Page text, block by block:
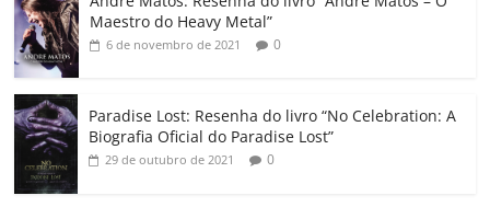
Maestro do Heavy Metal”
6 de novembro de 2021 0
Paradise Lost: Resenha do livro “No Celebration: A
Biografia Oficial do Paradise Lost”
29 de outubro de 2021 0